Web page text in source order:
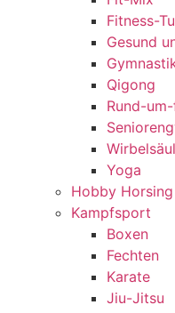
Fitness-
Gesund
Qigong
Rund-
Yoga
Hobby Horsing
Kampfsport
Boxen
Fechten
Karate
Jiu-Jitsu